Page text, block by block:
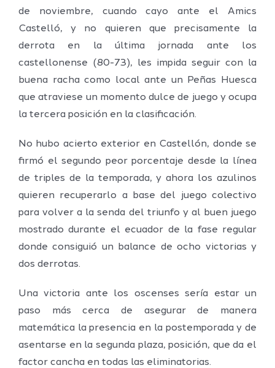
de noviembre, cuando cayo ante el Amics
Castelló, y no quieren que precisamente la
derrota en la última jornada ante los
castellonense (80-73), les impida seguir con la
buena racha como local ante un Peñas Huesca
que atraviese un momento dulce de juego y ocupa
la tercera posición en la clasificación.
No hubo acierto exterior en Castellón, donde se
firmó el segundo peor porcentaje desde la línea
de triples de la temporada, y ahora los azulinos
quieren recuperarlo a base del juego colectivo
para volver a la senda del triunfo y al buen juego
mostrado durante el ecuador de la fase regular
donde consiguió un balance de ocho victorias y
dos derrotas.
Una victoria ante los oscenses sería estar un
paso más cerca de asegurar de manera
matemática la presencia en la postemporada y de
asentarse en la segunda plaza, posición, que da el
factor cancha en todas las eliminatorias.